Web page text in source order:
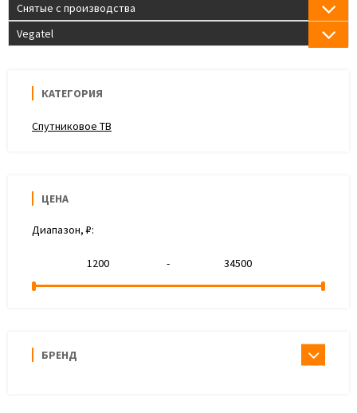
Снятые с производства
Vegatel
КАТЕГОРИЯ
Спутниковое ТВ
ЦЕНА
Диапазон, ₽:
-
БРЕНД